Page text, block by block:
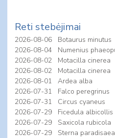
Reti stebėjimai
2026-08-06
Botaurus minutus
2026-08-04
Numenius
2026-08-02
Motacilla cinerea
2026-08-02
Motacilla cinerea
2026-08-01
Ardea alba
2026-07-31
Falco peregrinus
2026-07-31
Circus cyaneus
2026-07-29
Ficedula albicollis
2026-07-29
Saxicola rubicola
2026-07-29
Sterna paradisaea